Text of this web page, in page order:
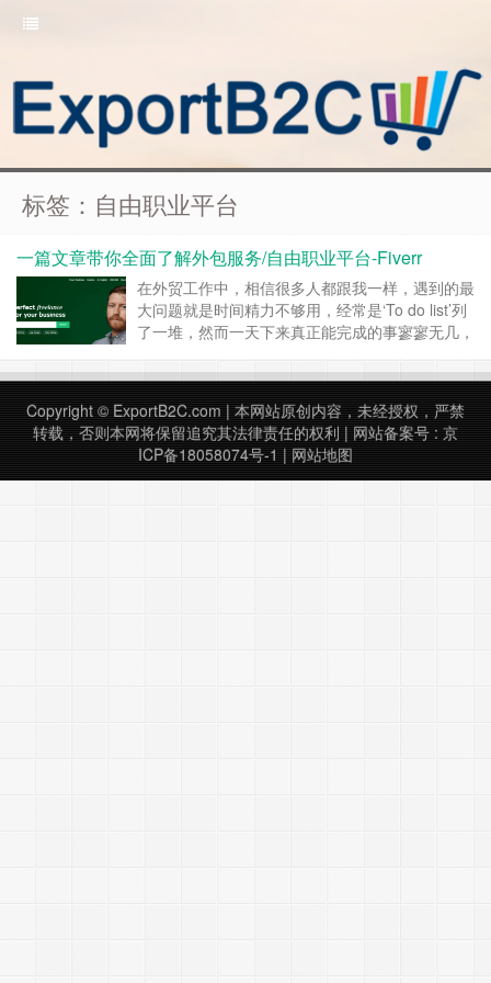
标签：自由职业平台
一篇文章带你全面了解外包服务/自由职业平台-Fiverr
在外贸工作中，相信很多人都跟我一样，遇到的最
大问题就是时间精力不够用，经常是‘To do list’列
了一堆，然而一天下来真正能完成的事寥寥无几，
决问题，不过如果能更好地利用好外包服务平台，
则显然能帮我们节省不少成本，也能让专业的人来
做专业的事。反过来讲，如果你是一个自由职业
者，或者想兼职一份副业的话，国外自由职业……
继续阅读 »
Copyright © ExportB2C.com | 本网站原创内容，未经授权，严禁
转载，否则本网将保留追究其法律责任的权利 | 网站备案号 : 京
ICP备18058074号-1 | 网站地图